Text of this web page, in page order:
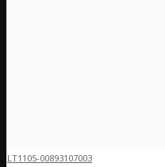
LT1105-00893107003